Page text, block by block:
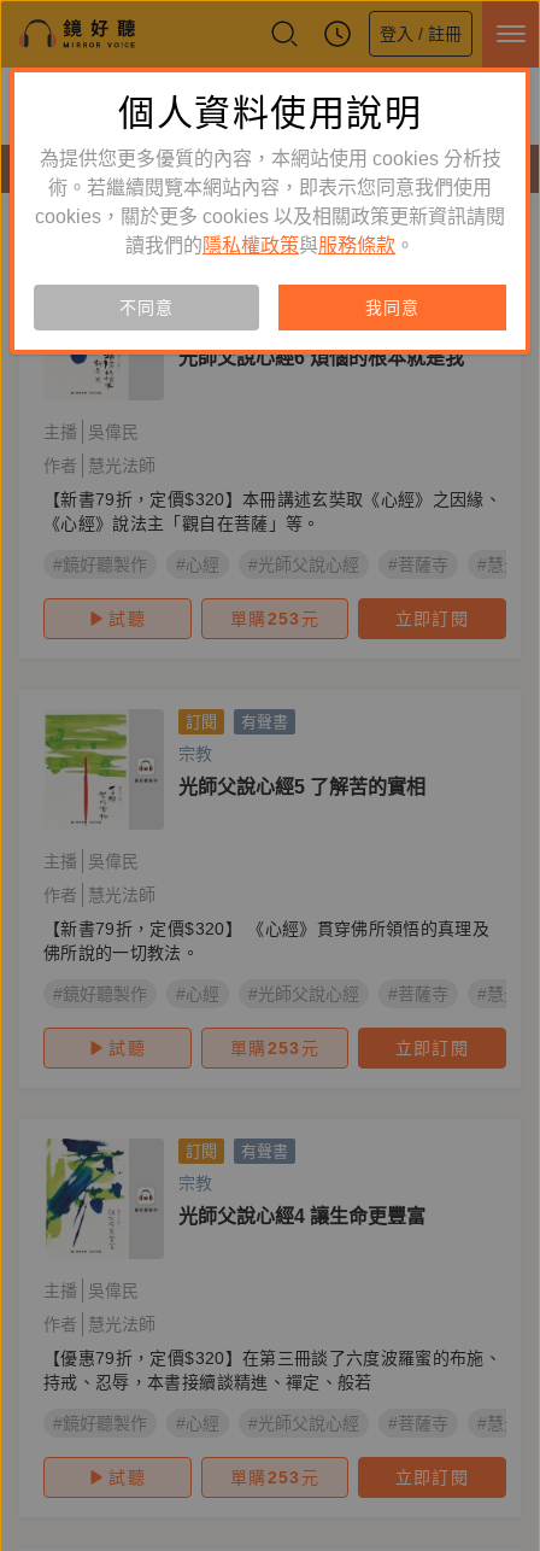
登入 / 註冊
鏡好聽全新APP上線
體驗全面升級，即刻下載
有聲書
維摩舍 新到舊 舊到新
有聲書
光師父說心經6 煩惱的根本就是我
主播
吳偉民
作者
慧光法師
【新書79折，定價$320】本冊講述玄奘取《心經》之因緣、
《心經》說法主「觀自在菩薩」等。
#鏡好聽製作 #心經 #光師父說心經 #菩薩寺 #慧光
試聽 單購253 元 立即訂閱
訂閱 有聲書
宗教
光師父說心經5 了解苦的實相
主播
吳偉民
作者
慧光法師
【新書79折，定價$320】 《心經》貫穿佛所領悟的真理及
佛所說的一切教法。
#鏡好聽製作 #心經 #光師父說心經 #菩薩寺 #慧光
試聽 單購253 元 立即訂閱
訂閱 有聲書
宗教
光師父說心經4 讓生命更豐富
主播
吳偉民
作者
慧光法師
【優惠79折，定價$320】在第三冊談了六度波羅蜜的布施、
持戒、忍辱，本書接續談精進、禪定、般若
#鏡好聽製作 #心經 #光師父說心經 #菩薩寺 #慧光
試聽 單購253 元 立即訂閱
個人資料使用說明
為提供您更多優質的內容，本網站使用 cookies 分析技
術。若繼續閱覽本網站內容，即表示您同意我們使用
cookies，關於更多 cookies 以及相關政策更新資訊請閱
讀我們的 隱私權政策與服務條款 。
不同意 我同意